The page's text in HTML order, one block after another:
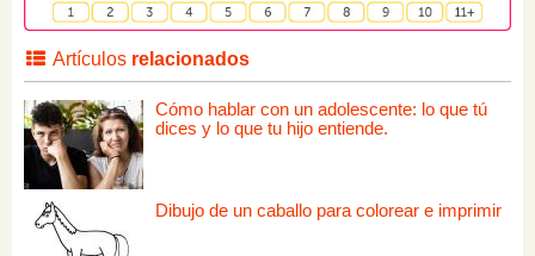
Artículos relacionados
Cómo hablar con un adolescente: lo que tú
dices y lo que tu hijo entiende.
Dibujo de un caballo para colorear e imprimir